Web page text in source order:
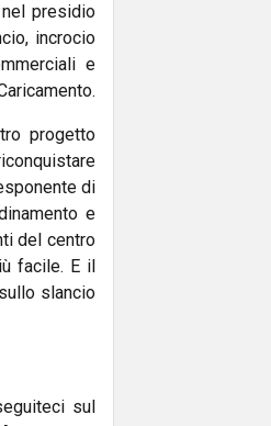
presidio
incrocio
e
progetto
di
e
del centro
facile. E il
slancio
sul